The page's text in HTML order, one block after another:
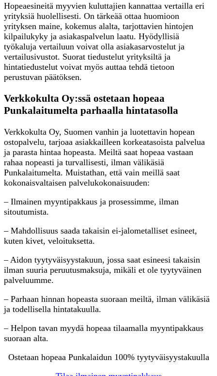
Hopeaesineitä myyvien kuluttajien kannattaa vertailla eri
yrityksiä huolellisesti. On tärkeää ottaa huomioon
yrityksen maine, kokemus alalta, tarjottavien hintojen
kilpailukyky ja asiakaspalvelun laatu. Hyödyllisiä
työkaluja vertailuun voivat olla asiakasarvostelut ja
vertailusivustot. Suorat tiedustelut yrityksiltä ja
hintatiedustelut voivat myös auttaa tehdä tietoon
perustuvan päätöksen.
Verkkokulta Oy:ssä ostetaan hopeaa
Punkalaitumelta parhaalla hintatasolla
Verkkokulta Oy, Suomen vanhin ja luotettavin hopean
ostopalvelu, tarjoaa asiakkailleen korkeatasoista palvelua
ja parasta hintaa hopeasta. Meiltä saat hopeaa vastaan
rahaa nopeasti ja turvallisesti, ilman välikäsiä
Punkalaitumelta. Muistathan, että vain meillä saat
kokonaisvaltaisen palvelukokonaisuuden:
– Ilmainen myyntipakkaus ja prosessimme, ilman
sitoutumista.
– Mahdollisuus saada takaisin ei-jalometalliset esineet,
kuten kivet, veloituksetta.
– Aidon tyytyväisyystakuun, jossa saat esineesi takaisin
ilman suuria peruutusmaksuja, mikäli et ole tyytyväinen
palveluumme.
– Parhaan hinnan hopeasta suoraan meiltä, ilman välikäsiä
ja todellisella hintatakuulla.
– Helpon tavan myydä hopeaa tilaamalla myyntipakkaus
suoraan alta.
Ostetaan hopeaa Punkalaidun 100% tyytyväisyystakuulla